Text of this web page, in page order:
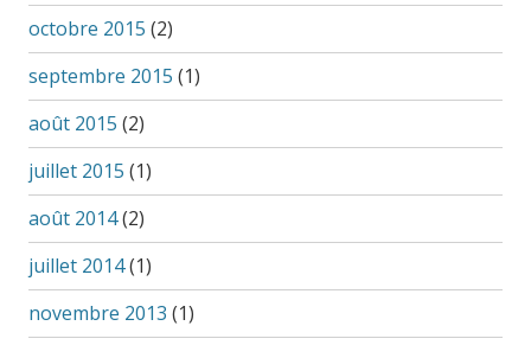
octobre 2015 (2)
septembre 2015 (1)
août 2015 (2)
juillet 2015 (1)
août 2014(2)
juillet 2014(1)
novembre 2013 (1)